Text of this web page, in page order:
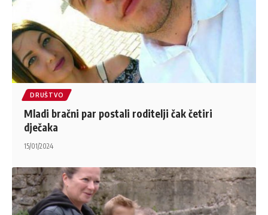
DRUŠTVO
Mladi bračni par postali roditelji čak četiri
dječaka
15/01/2024